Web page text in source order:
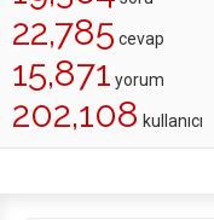
22,785 cevap
15,871 yorum
202,108 kullanıcı